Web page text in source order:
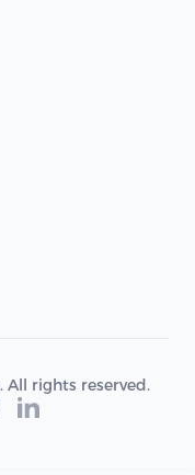
All rights reserved.